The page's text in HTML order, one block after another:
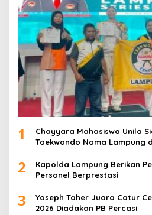
1
Chayyara Mahasiswa Unila
Taekwondo Nama Lampung
2
Kapolda Lampung Berikan
Personel Berprestasi
3
Yoseph Taher Juara Catur
2026 Diadakan PB Percasi